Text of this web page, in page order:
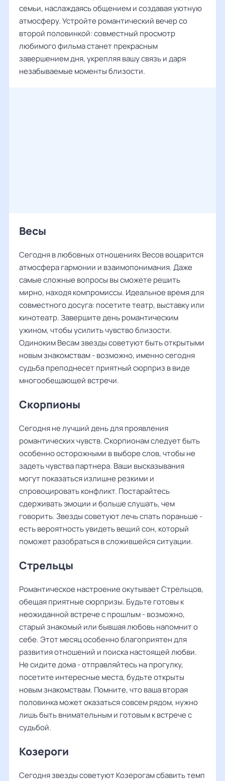
семьи, наслаждаясь общением и создавая уютную
атмосферу. Устройте романтический вечер со
второй половинкой: совместный просмотр
любимого фильма станет прекрасным
завершением дня, укрепляя вашу связь и даря
незабываемые моменты близости.
Весы
Сегодня в любовных отношениях Весов воцарится
атмосфера гармонии и взаимопонимания. Даже
самые сложные вопросы вы сможете решить
мирно, находя компромиссы. Идеальное время для
совместного досуга: посетите театр, выставку или
кинотеатр. Завершите день романтическим
ужином, чтобы усилить чувство близости.
Одиноким Весам звезды советуют быть открытыми
новым знакомствам - возможно, именно сегодня
судьба преподнесет приятный сюрприз в виде
многообещающей встречи.
Скорпионы
Сегодня не лучший день для проявления
романтических чувств. Скорпионам следует быть
особенно осторожными в выборе слов, чтобы не
задеть чувства партнера. Ваши высказывания
могут показаться излишне резкими и
спровоцировать конфликт. Постарайтесь
сдерживать эмоции и больше слушать, чем
говорить. Звезды советуют лечь спать пораньше -
есть вероятность увидеть вещий сон, который
поможет разобраться в сложившейся ситуации.
Стрельцы
Романтическое настроение окутывает Стрельцов,
обещая приятные сюрпризы. Будьте готовы к
неожиданной встрече с прошлым - возможно,
старый знакомый или бывшая любовь напомнит о
себе. Этот месяц особенно благоприятен для
развития отношений и поиска настоящей любви.
Не сидите дома - отправляйтесь на прогулку,
посетите интересные места, будьте открыты
новым знакомствам. Помните, что ваша вторая
половинка может оказаться совсем рядом, нужно
лишь быть внимательным и готовым к встрече с
судьбой.
Козероги
Сегодня звезды советуют Козерогам сбавить темп